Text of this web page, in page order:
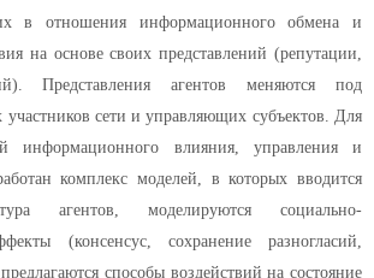
в отношения информационного обмена и
на основе своих представлений (репутации,
Представления агентов меняются под
участников сети и управляющих субъектов. Для
информационного влияния, управления и
комплекс моделей, в которых вводится
агентов, моделируются социально-
(консенсус, сохранение разногласий,
способы воздействий на состояние